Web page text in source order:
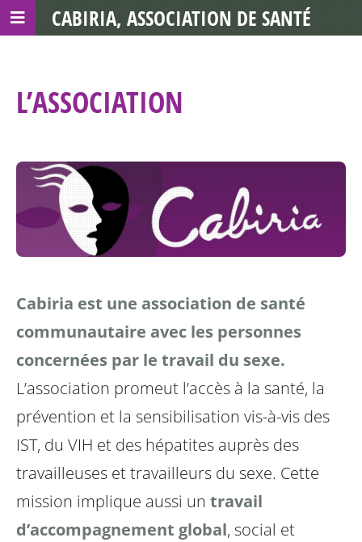
L’ASSOCIATION
Cabiria est une association de santé
communautaire avec les personnes
concernées par le travail du sexe.
L’association promeut l’accès à la santé, la
prévention et la sensibilisation vis-à-vis des
IST, du VIH et des hépatites auprès des
travailleuses et travailleurs du sexe. Cette
mission implique aussi un travail
d’accompagnement global, social et
CABIRIA, ASSOCIATION DE SANTÉ